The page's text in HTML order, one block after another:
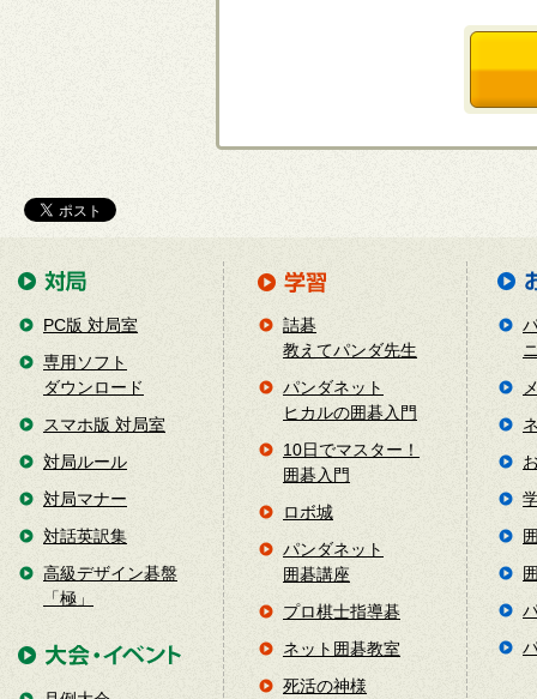
PC版 対局室
専用ソフト
ダウンロード
スマホ版 対局室
対局ルール
対局マナー
対話英訳集
高級デザイン碁盤
「極」
詰碁
教えてパンダ先生
パンダネット
ヒカルの囲碁入門
10日でマスター！
囲碁入門
ロボ城
パンダネット
囲碁講座
プロ棋士指導碁
ネット囲碁教室
死活の神様